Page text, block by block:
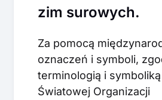
zim surowych.
Za pomocą
oznaczeń i symboli,
terminologią i
Światowej Organizacji